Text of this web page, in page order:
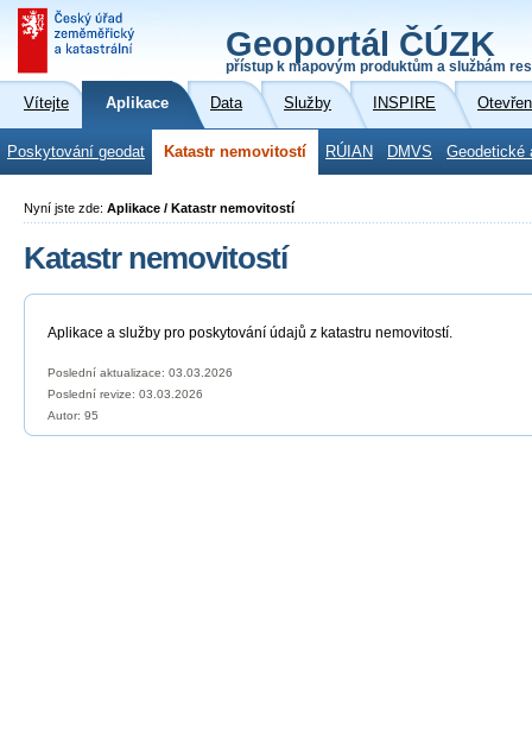
Geoportál ČÚZK
přístup k mapovým produktům a službám
Vítejte Aplikace Data Služby INSPIRE
Poskytování geodat Katastr nemovitostí RÚIAN DMVS Geodetické
Nyní jste zde: Aplikace / Katastr nemovitostí
Katastr nemovitostí
Aplikace a služby pro poskytování údajů z katastru nemovitostí.
Poslední aktualizace: 03.03.2026
Poslední revize: 03.03.2026
Autor: 95